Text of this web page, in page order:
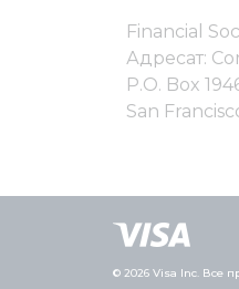
Financial
Адресат:
P.O. Box
San
© 2026 Visa Inc. Все